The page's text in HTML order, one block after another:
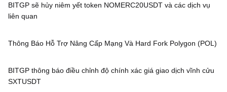
BITGP sẽ hủy niêm yết token NOMERC20USDT và các dịch vụ
liên quan
Thông Báo Hỗ Trợ Nâng Cấp Mạng Và Hard Fork Polygon (POL)
BITGP thông báo điều chỉnh độ chính xác giá giao dịch vĩnh cửu
SXTUSDT